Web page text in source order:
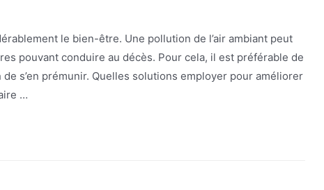
le bien-être. Une pollution de l’air ambiant peut
pouvant conduire au décès. Pour cela, il est préférable de
s’en prémunir. Quelles solutions employer pour améliorer
…